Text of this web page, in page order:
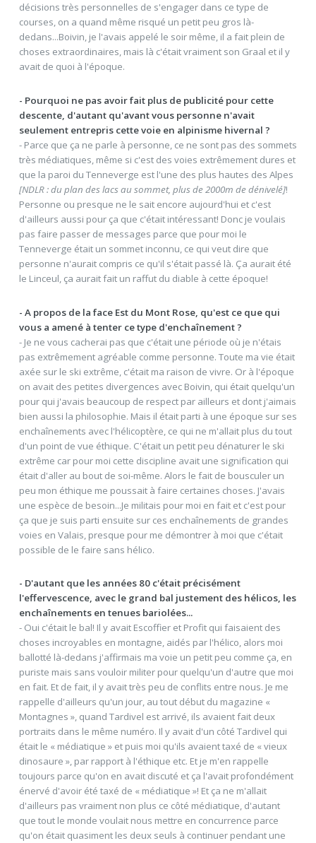
décisions très personnelles de s'engager dans ce type de
courses, on a quand même risqué un petit peu gros là-
dedans...Boivin, je l'avais appelé le soir même, il a fait plein de
choses extraordinaires, mais là c'était vraiment son Graal et il y
avait de quoi à l'époque.
- Pourquoi ne pas avoir fait plus de publicité pour cette
descente, d'autant qu'avant vous personne n'avait
seulement entrepris cette voie en alpinisme hivernal ?
- Parce que ça ne parle à personne, ce ne sont pas des sommets
très médiatiques, même si c'est des voies extrêmement dures et
que la paroi du Tenneverge est l'une des plus hautes des Alpes
[NDLR : du plan des lacs au sommet, plus de 2000m de dénivelé]!
Personne ou presque ne le sait encore aujourd'hui et c'est
d'ailleurs aussi pour ça que c'était intéressant! Donc je voulais
pas faire passer de messages parce que pour moi le
Tenneverge était un sommet inconnu, ce qui veut dire que
personne n'aurait compris ce qu'il s'était passé là. Ça aurait été
le Linceul, ça aurait fait un raffut du diable à cette époque!
- A propos de la face Est du Mont Rose, qu'est ce que qui
vous a amené à tenter ce type d'enchaînement ?
- Je ne vous cacherai pas que c'était une période où je n'étais
pas extrêmement agréable comme personne. Toute ma vie était
axée sur le ski extrême, c'était ma raison de vivre. Or à l'époque
on avait des petites divergences avec Boivin, qui était quelqu'un
pour qui j'avais beaucoup de respect par ailleurs et dont j'aimais
bien aussi la philosophie. Mais il était parti à une époque sur ses
enchaînements avec l'hélicoptère, ce qui ne m'allait plus du tout
d'un point de vue éthique. C'était un petit peu dénaturer le ski
extrême car pour moi cette discipline avait une signification qui
était d'aller au bout de soi-même. Alors le fait de bousculer un
peu mon éthique me poussait à faire certaines choses. J'avais
une espèce de besoin...Je militais pour moi en fait et c'est pour
ça que je suis parti ensuite sur ces enchaînements de grandes
voies en Valais, presque pour me démontrer à moi que c'était
possible de le faire sans hélico.
- D'autant que les années 80 c'était précisément
l'effervescence, avec le grand bal justement des hélicos, les
enchaînements en tenues bariolées...
- Oui c'était le bal! Il y avait Escoffier et Profit qui faisaient des
choses incroyables en montagne, aidés par l'hélico, alors moi
ballotté là-dedans j'affirmais ma voie un petit peu comme ça, en
puriste mais sans vouloir militer pour quelqu'un d'autre que moi
en fait. Et de fait, il y avait très peu de conflits entre nous. Je me
rappelle d'ailleurs qu'un jour, au tout début du magazine «
Montagnes », quand Tardivel est arrivé, ils avaient fait deux
portraits dans le même numéro. Il y avait d'un côté Tardivel qui
était le « médiatique » et puis moi qu'ils avaient taxé de « vieux
dinosaure », par rapport à l'éthique etc. Et je m'en rappelle
toujours parce qu'on en avait discuté et ça l'avait profondément
énervé d'avoir été taxé de « médiatique »! Et ça ne m'allait
d'ailleurs pas vraiment non plus ce côté médiatique, d'autant
que tout le monde voulait nous mettre en concurrence parce
qu'on était quasiment les deux seuls à continuer pendant une